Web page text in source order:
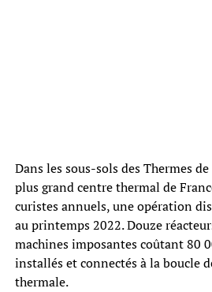
Dans les sous-sols des Thermes
plus grand centre thermal de
curistes annuels, une opération
au printemps 2022. Douze
machines imposantes coûtant 80
installés et connectés à la boucle
thermale.